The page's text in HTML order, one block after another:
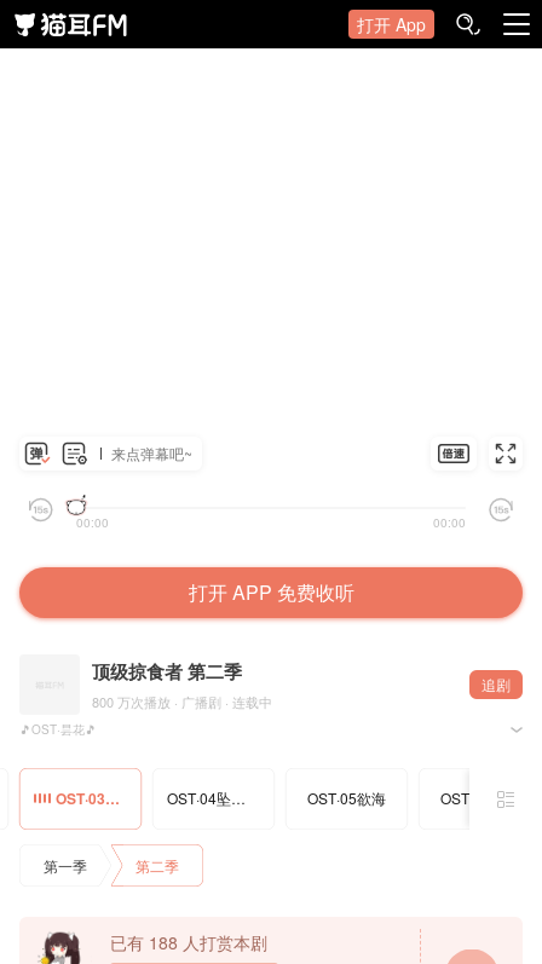
打开 App
来点弹幕吧~
00:00 00:00
打开 APP 免费收听
顶级掠食者 第二季
800 万次播放 · 广播剧 · 连载中
追剧
🎵OST·昙花🎵
监制：张雯雯 洲洲 阿滚滚@丨阿滚滚丨
制片：八岁@八八八八八岁 卫子@With卫子
海报设计：酸橙汁@一勺酸橙汁
剧名设计：Anon@itsanon
OST·03昙花 OST·04坠入花海 OST·05欲海 OST·06昙香
第一季 第二季
已有 188 人打赏本剧